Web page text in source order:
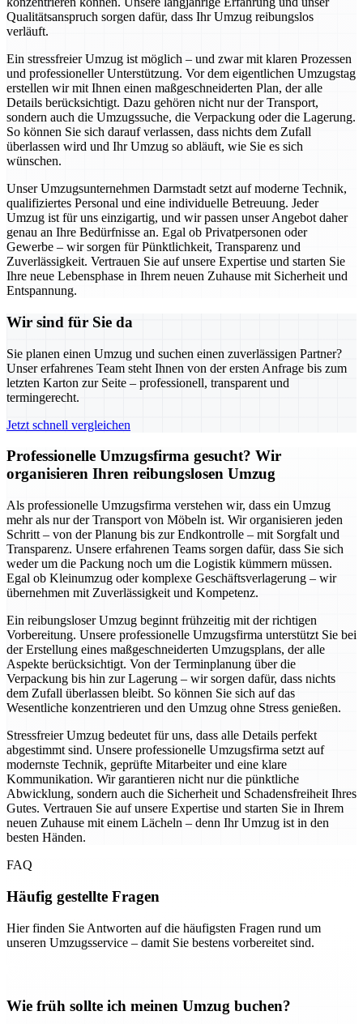
Qualitätsanspruch sorgen dafür, dass Ihr Umzug reibungslos
verläuft.
Ein stressfreier Umzug ist möglich – und zwar mit klaren Prozessen
und professioneller Unterstützung. Vor dem eigentlichen Umzugstag
erstellen wir mit Ihnen einen maßgeschneiderten Plan, der alle
Details berücksichtigt. Dazu gehören nicht nur der Transport,
sondern auch die Umzugssuche, die Verpackung oder die Lagerung.
So können Sie sich darauf verlassen, dass nichts dem Zufall
überlassen wird und Ihr Umzug so abläuft, wie Sie es sich
wünschen.
Unser Umzugsunternehmen Darmstadt setzt auf moderne Technik,
qualifiziertes Personal und eine individuelle Betreuung. Jeder
Umzug ist für uns einzigartig, und wir passen unser Angebot daher
genau an Ihre Bedürfnisse an. Egal ob Privatpersonen oder
Gewerbe – wir sorgen für Pünktlichkeit, Transparenz und
Zuverlässigkeit. Vertrauen Sie auf unsere Expertise und starten Sie
Ihre neue Lebensphase in Ihrem neuen Zuhause mit Sicherheit und
Entspannung.
Wir sind für Sie da
Sie planen einen Umzug und suchen einen zuverlässigen Partner?
Unser erfahrenes Team steht Ihnen von der ersten Anfrage bis zum
letzten Karton zur Seite – professionell, transparent und
termingerecht.
Jetzt schnell vergleichen
Professionelle Umzugsfirma gesucht? Wir
organisieren Ihren reibungslosen Umzug
Als professionelle Umzugsfirma verstehen wir, dass ein Umzug
mehr als nur der Transport von Möbeln ist. Wir organisieren jeden
Schritt – von der Planung bis zur Endkontrolle – mit Sorgfalt und
Transparenz. Unsere erfahrenen Teams sorgen dafür, dass Sie sich
weder um die Packung noch um die Logistik kümmern müssen.
Egal ob Kleinumzug oder komplexe Geschäftsverlagerung – wir
übernehmen mit Zuverlässigkeit und Kompetenz.
Ein reibungsloser Umzug beginnt frühzeitig mit der richtigen
Vorbereitung. Unsere professionelle Umzugsfirma unterstützt Sie bei
der Erstellung eines maßgeschneiderten Umzugsplans, der alle
Aspekte berücksichtigt. Von der Terminplanung über die
Verpackung bis hin zur Lagerung – wir sorgen dafür, dass nichts
dem Zufall überlassen bleibt. So können Sie sich auf das
Wesentliche konzentrieren und den Umzug ohne Stress genießen.
Stressfreier Umzug bedeutet für uns, dass alle Details perfekt
abgestimmt sind. Unsere professionelle Umzugsfirma setzt auf
modernste Technik, geprüfte Mitarbeiter und eine klare
Kommunikation. Wir garantieren nicht nur die pünktliche
Abwicklung, sondern auch die Sicherheit und Schadensfreiheit Ihres
Gutes. Vertrauen Sie auf unsere Expertise und starten Sie in Ihrem
neuen Zuhause mit einem Lächeln – denn Ihr Umzug ist in den
besten Händen.
FAQ
Häufig gestellte Fragen
Hier finden Sie Antworten auf die häufigsten Fragen rund um
unseren Umzugsservice – damit Sie bestens vorbereitet sind.
Wie früh sollte ich meinen Umzug buchen?